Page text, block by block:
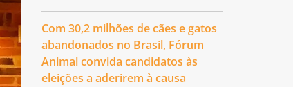
Com 30,2 milhões de cães e gatos
abandonados no Brasil, Fórum
Animal convida candidatos às
eleições a aderirem à causa